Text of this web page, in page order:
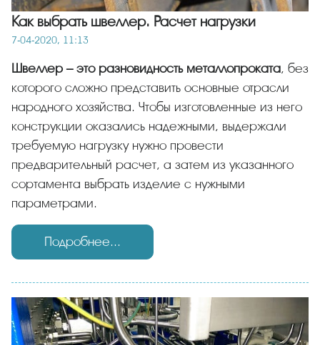
Как выбрать швеллер. Расчет нагрузки
7-04-2020, 11:13
Швеллер – это разновидность металлопроката, без
которого сложно представить основные отрасли
народного хозяйства. Чтобы изготовленные из него
конструкции оказались надежными, выдержали
требуемую нагрузку нужно провести
предварительный расчет, а затем из указанного
сортамента выбрать изделие с нужными
параметрами.
Подробнее...